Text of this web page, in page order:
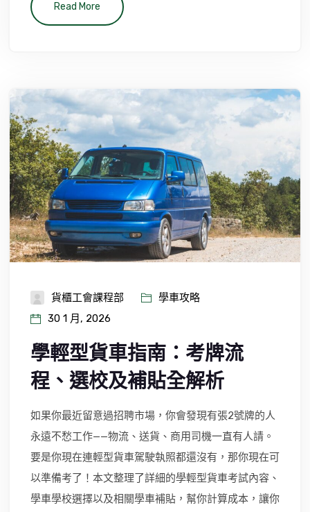
Read More
貨櫃工會課程部
學車攻略
30 1 月, 2026
學輕型貨車指南：考牌流
程、選校及補貼全解析
如果你最近留意過招聘市場，你會發現有張2號牌的人
永遠不愁工作——物流、送貨、商用司機一直有人請。
要是你現在連輕型貨車駕駛執照都還沒有，那你現在可
以準備考了！本文整理了詳細的學輕型貨車考試內容、
學車學校選擇以及相關學車補貼，幫你計算成本，讓你